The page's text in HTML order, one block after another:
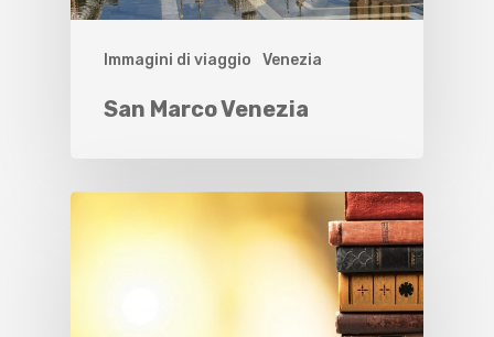
Immagini di viaggio Venezia
San Marco Venezia